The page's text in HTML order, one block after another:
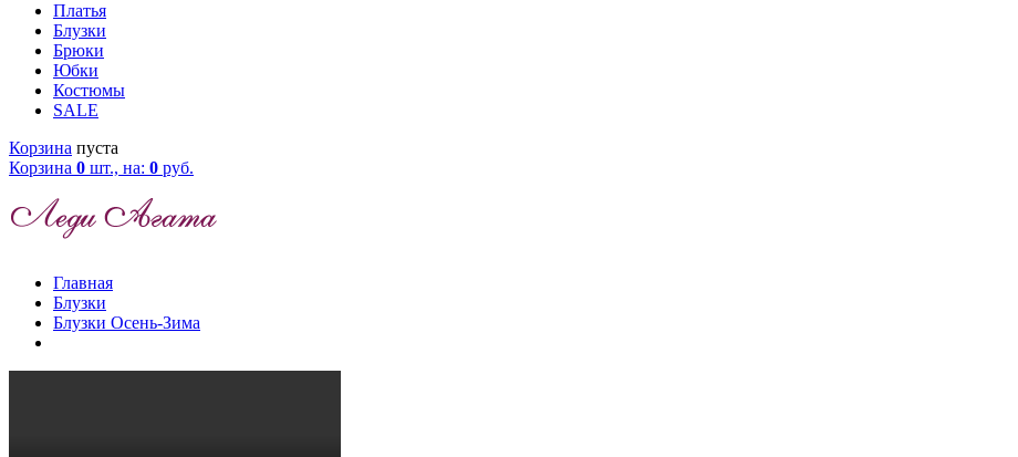
Платья
Блузки
Брюки
Юбки
Костюмы
SALE
Корзина пуста
Корзина 0 шт., на: 0 руб.
Главная
Блузки
Блузки Осень-Зима